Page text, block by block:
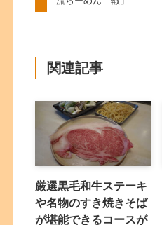
関連記事
厳選黒毛和牛ステーキ
や名物のすき焼きそば
が堪能できるコースが